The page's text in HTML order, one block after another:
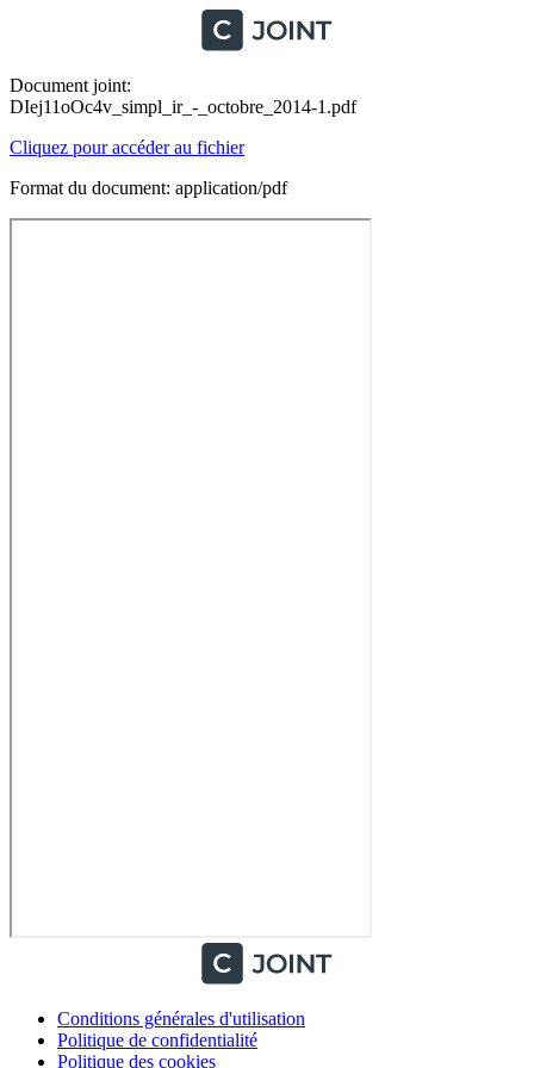
Document joint:
DIej11oOc4v_simpl_ir_-_octobre_2014-1.pdf
Cliquez pour accéder au fichier
Format du document: application/pdf
Conditions générales d'utilisation
Politique de confidentialité
Politique des cookies